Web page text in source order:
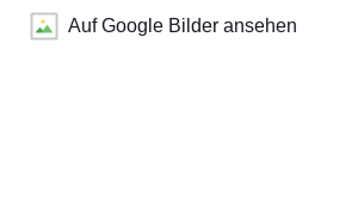
Auf Google Bilder ansehen